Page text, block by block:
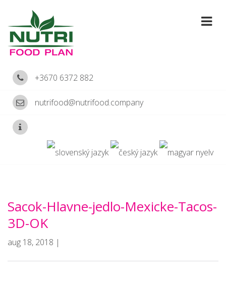
+3670 6372 882
nutrifood@nutrifood.company
Sacok-Hlavne-jedlo-Mexicke-Tacos-
3D-OK
aug 18, 2018 |